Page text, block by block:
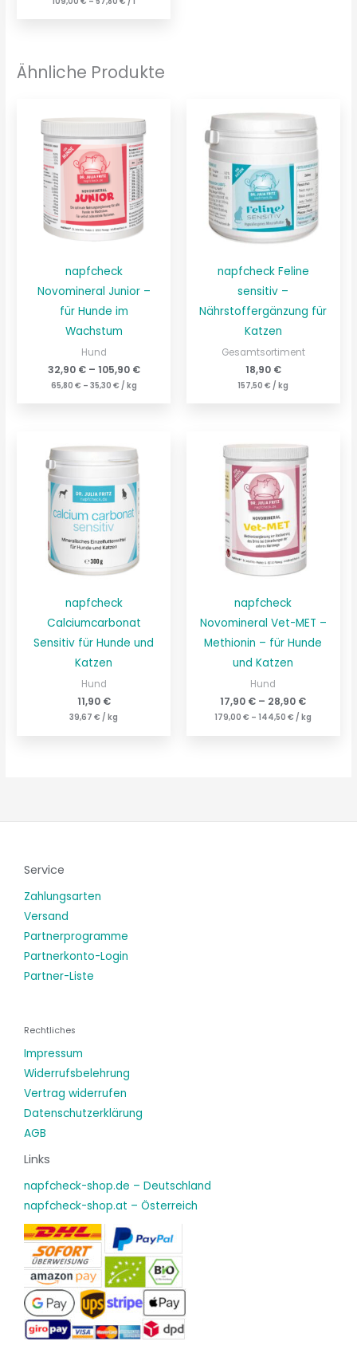
Ähnliche Produkte
napfcheck
Novomineral Junior –
für Hunde im
Wachstum
Hund
32,90 €– 105,90 €
65,80 € – 35,30 € / kg
napfcheck Feline
sensitiv –
Nährstoffergänzung für
Katzen
Gesamtsortiment
18,90 €
157,50€ /kg
napfcheck
Calciumcarbonat
Sensitiv für Hunde und
Katzen
Hund
11,90 €
39,67€ / kg
napfcheck
Novomineral Vet-MET –
Methionin – für Hunde
und Katzen
Hund
17,90 € – 28,90 €
179,00€ –144,50€ / kg
Service
Zahlungsarten
Versand
Partnerprogramme
Partnerkonto-Login
Partner-Liste
Rechtliches
Impressum
Widerrufsbelehrung
Vertrag widerrufen
Datenschutzerklärung
AGB
Links
napfcheck-shop.de – Deutschland
napfcheck-shop.at – Österreich